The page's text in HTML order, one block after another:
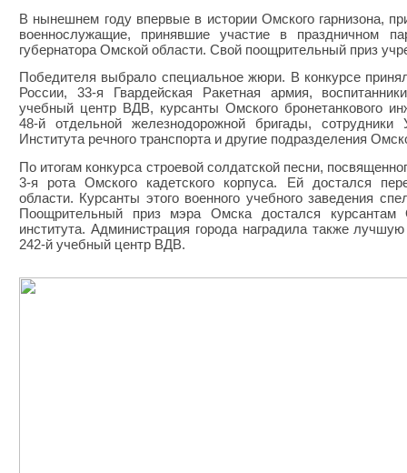
В нынешнем году впервые в истории Омского гарнизона,
военнослужащие, принявшие участие в праздничном
губернатора Омской области. Свой поощрительный приз
Победителя выбрало специальное жюри. В конкурсе
России, 33-я Гвардейская Ракетная армия,
учебный центр ВДВ, курсанты Омского бронетанкового
48-й отдельной железнодорожной бригады,
Института речного транспорта и другие подразделения
По итогам конкурса строевой солдатской песни,
3-я рота Омского кадетского корпуса. Ей достался
области. Курсанты этого военного учебного заведения
Поощрительный приз мэра Омска достался курсантам
института. Администрация города наградила также
242-й учебный центр ВДВ.